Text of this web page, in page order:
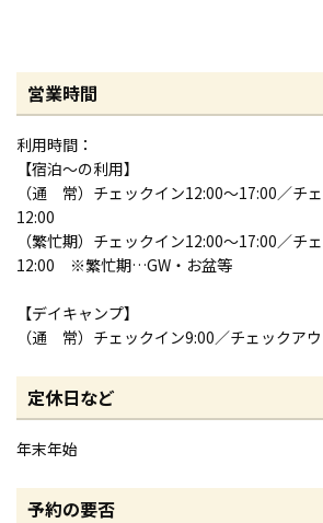
営業時間
利用時間：
【宿泊～の利用】
（通 常）チェックイン12:00～17:00／チ
12:00
（繁忙期）チェックイン12:00～17:00／チ
12:00 ※繁忙期…GW・お盆等
【デイキャンプ】
（通 常）チェックイン9:00／チェックア
定休日など
年末年始
予約の要否